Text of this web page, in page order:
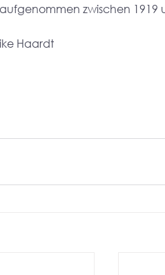
aufgenommen zwischen 1919
Haardt